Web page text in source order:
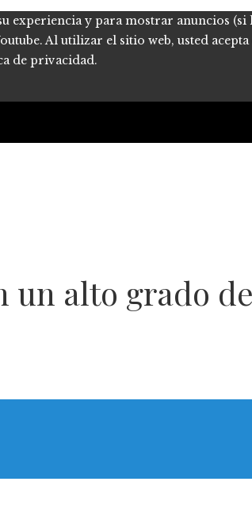
y para mostrar anuncios
Al utilizar el sitio web, usted
de privacidad.
un alto grado